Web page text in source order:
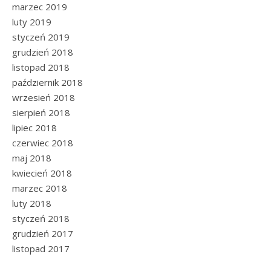
marzec 2019
luty 2019
styczeń 2019
grudzień 2018
listopad 2018
październik 2018
wrzesień 2018
sierpień 2018
lipiec 2018
czerwiec 2018
maj 2018
kwiecień 2018
marzec 2018
luty 2018
styczeń 2018
grudzień 2017
listopad 2017